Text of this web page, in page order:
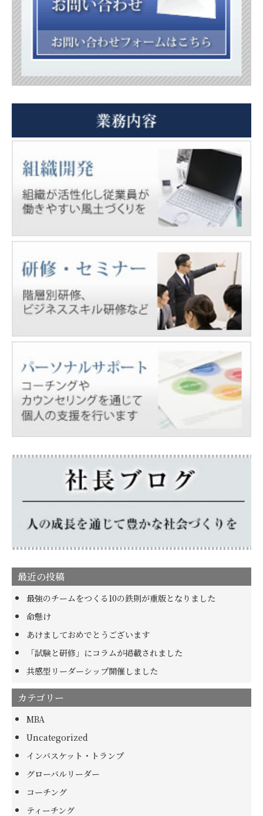
最近の投稿
最強のチームをつくる10の鉄則が重版となりました
命懸け
あけましておめでとうございます
「試験と研修」にコラムが掲載されました
共感型リーダーシップ開催しました
カテゴリー
MBA
Uncategorized
インバスケット・トランプ
グローバルリーダー
コーチング
ティーチング